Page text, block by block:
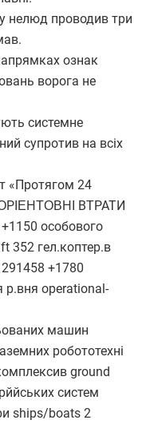
нелюд проводив три
ознак
ворога не
системне
супротив на всіх